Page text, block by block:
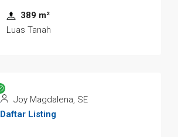
389 m²
Luas Tanah
Joy Magdalena, SE
Daftar Listing